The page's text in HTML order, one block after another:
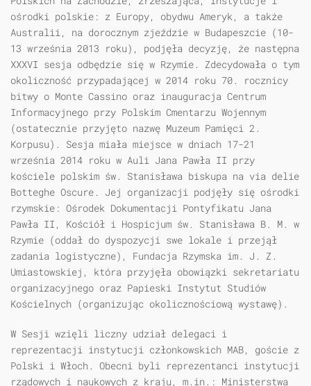
ośrodki polskie: z Europy, obydwu Ameryk, a także
Australii, na dorocznym zjeździe w Budapeszcie (10-
13 września 2013 roku), podjęła decyzję, że następna
XXXVI sesja odbędzie się w Rzymie. Zdecydowała o tym
okoliczność przypadającej w 2014 roku 70. rocznicy
bitwy o Monte Cassino oraz inauguracja Centrum
Informacyjnego przy Polskim Cmentarzu Wojennym
(ostatecznie przyjęto nazwę Muzeum Pamięci 2.
Korpusu). Sesja miała miejsce w dniach 17-21
września 2014 roku w Auli Jana Pawła II przy
kościele polskim św. Stanisława biskupa na via delie
Botteghe Oscure. Jej organizacji podjęły się ośrodki
rzymskie: Ośrodek Dokumentacji Pontyfikatu Jana
Pawła II, Kościół i Hospicjum św. Stanisława B. M. w
Rzymie (oddał do dyspozycji swe lokale i przejął
zadania logistyczne), Fundacja Rzymska im. J. Z.
Umiastowskiej, która przyjęła obowiązki sekretariatu
organizacyjnego oraz Papieski Instytut Studiów
Kościelnych (organizując okolicznościową wystawę).
W Sesji wzięli liczny udział delegaci i
reprezentacji instytucji członkowskich MAB, goście z
Polski i Włoch. Obecni byli reprezentanci instytucji
rządowych i naukowych z kraju, m.in.: Ministerstwa